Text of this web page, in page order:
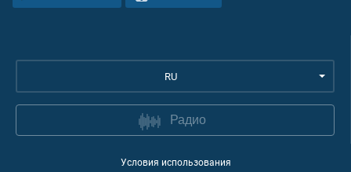
RU
Радио
Условия использования